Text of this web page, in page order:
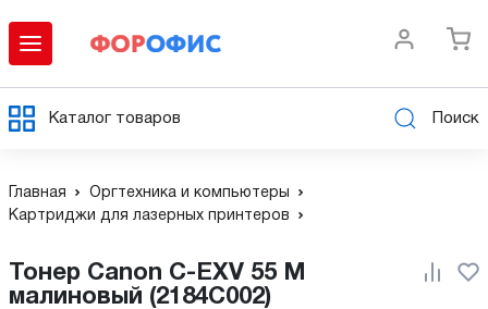
Каталог товаров Поиск
Главная
Оргтехника и компьютеры
Картриджи для лазерных принтеров
малиновый (2184C002)